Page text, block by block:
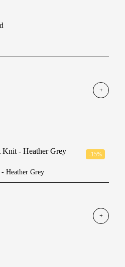
-15%
- Heather Grey